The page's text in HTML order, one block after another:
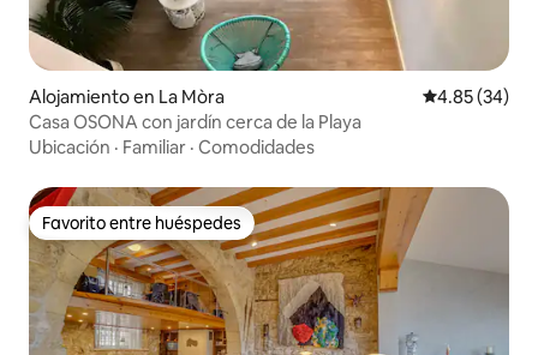
Alojamiento en La Mòra Calificación
4.85 (34)
Casa OSONA con jardín cerca de la Playa
Ubicación · Familiar · Comodidades
Favorito entre huéspedes
Favorito entre huéspedes